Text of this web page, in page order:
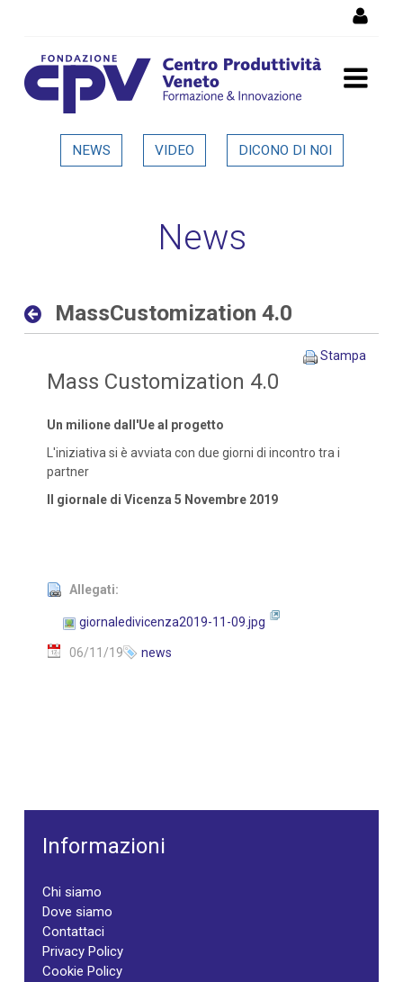
MassCustomization 4.0 -
NEWS VIDEO DICONO DI NOI
News
MassCustomization 4.0
Stampa
Mass Customization 4.0
Un milione dall'Ue al progetto
L'iniziativa si è avviata con due giorni di incontro tra i
partner
Il giornale di Vicenza 5 Novembre 2019
Allegati:
giornaledivicenza2019-11-09.jpg
06/11/19 news
Informazioni
Chi siamo
Dove siamo
Contattaci
Privacy Policy
Cookie Policy